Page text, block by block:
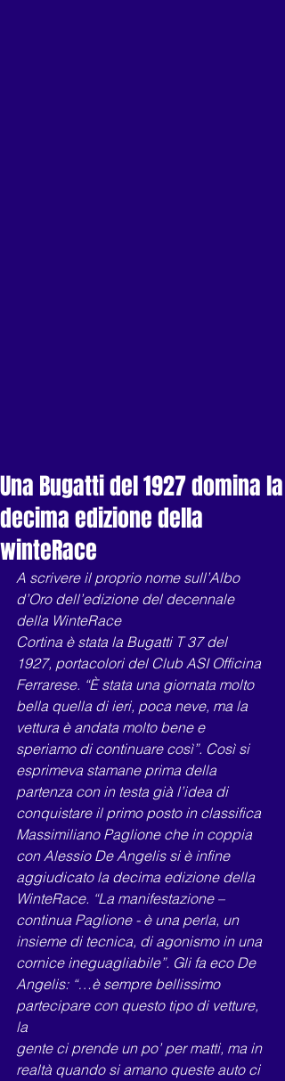
Una Bugatti del 1927 domina la
decima edizione della
winteRace
A scrivere il proprio nome sull’Albo
d’Oro dell’edizione del decennale
della WinteRace
Cortina è stata la Bugatti T 37 del
1927, portacolori del Club ASI Officina
Ferrarese. “È stata una giornata molto
bella quella di ieri, poca neve, ma la
vettura è andata molto bene e
speriamo di continuare così”. Così si
esprimeva stamane prima della
partenza con in testa già l’idea di
conquistare il primo posto in classifica
Massimiliano Paglione che in coppia
con Alessio De Angelis si è infine
aggiudicato la decima edizione della
WinteRace. “La manifestazione –
continua Paglione - è una perla, un
insieme di tecnica, di agonismo in una
cornice ineguagliabile”. Gli fa eco De
Angelis: “…è sempre bellissimo
partecipare con questo tipo di vetture,
la
gente ci prende un po’ per matti, ma in
realtà quando si amano queste auto ci